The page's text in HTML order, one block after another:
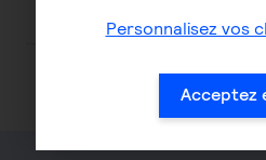
Personnalisez vos
Acceptez